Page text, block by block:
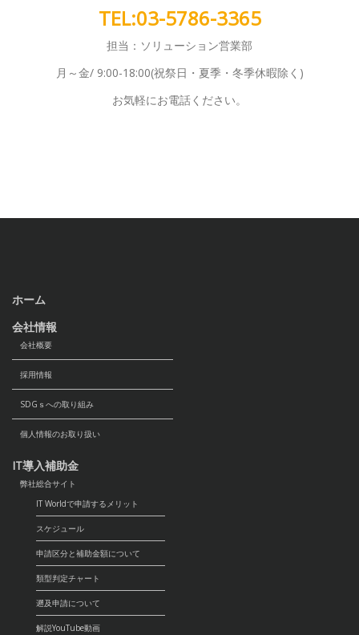
勤務先、所属、職種情報
支払情報のうち、個人情報に該当する情報
商品購入履歴
保守履歴
他連絡先情報
また、個人番号および個人番号を含む特定個
いた情報については、常に正確かつ最新の情
報となるよう努めます。
安全管理措置 当社は、組織的な個人情報の管
方法を規定し、 それに基づいた取扱いを徹底
しています。
従業者の監督 当社は、当社の規程に基づき、
個人情報取扱い規程の厳格な運用を徹底して
います。
委託先の監督 個人情報の取扱いを外部に委託
する場合には、当社の規程に基づき、用件を
満たした委託 先にのみ委託を行い、適切な管
理を行います。
TEL:03-5786-3365
担当：ソリューション営業部
月～金/ 9:00-18:00(祝祭日・夏季・冬季休暇除く)
お気軽にお電話ください。
ホーム
会社情報
会社概要
採用情報
SDGｓへの取り組み
個人情報のお取り扱い
IT導入補助金
弊社総合サイト
IT Worldで申請するメリット
スケジュール
申請区分と補助金額について
類型判定チャート
遡及申請について
解説YouTube動画